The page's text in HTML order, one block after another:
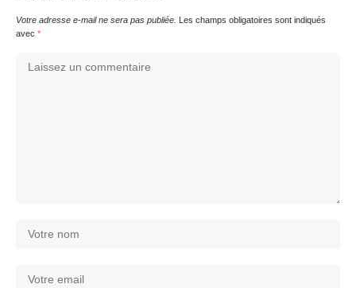
Votre adresse e-mail ne sera pas publiée. Les champs obligatoires sont indiqués
avec *